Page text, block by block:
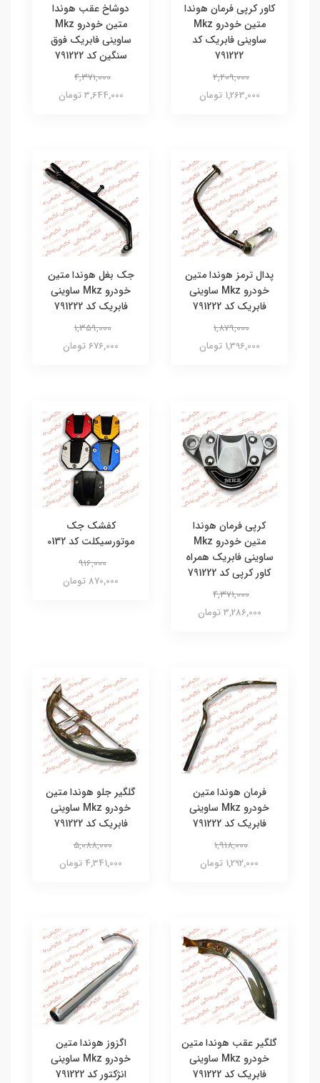
کاور کرپی فرمان هوندا
متین خودرو Mkz
ساوینی فابریک کد
791222
2,209,000
1,263,000 تومان
دوشاخ عقب هوندا
متین خودرو Mkz
ساوینی فابریک فوق
سنگین کد 791222
4,371,000
3,644,000 تومان
پدال ترمز هوندا متین
خودرو Mkz ساوینی
فابریک کد 791222
1,879,000
1,396,000 تومان
جک بغل هوندا متین
خودرو Mkz ساوینی
فابریک کد 791222
1,359,000
676,000 تومان
کرپی فرمان هوندا
متین خودرو Mkz
ساوینی فابریک همراه
کاور کرپی کد 791222
4,371,000
3,286,000 تومان
کفشک جک
موتورسیکلت کد 0132
916,000
870,000 تومان
فرمان هوندا متین
خودرو Mkz ساوینی
فابریک کد 791222
1,918,000
1,292,000 تومان
گلگیر جلو هوندا متین
خودرو Mkz ساوینی
فابریک کد 791222
5,088,000
4,341,000 تومان
گلگیر عقب هوندا متین
خودرو Mkz ساوینی
فابریک کد 791222
اگزوز هوندا متین
خودرو Mkz ساوینی
انژکتور کد 791222